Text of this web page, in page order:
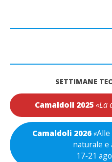
SETTIMANE
Camaldoli 2025 «La
Camaldoli 2026«Alle
naturale e
17-21